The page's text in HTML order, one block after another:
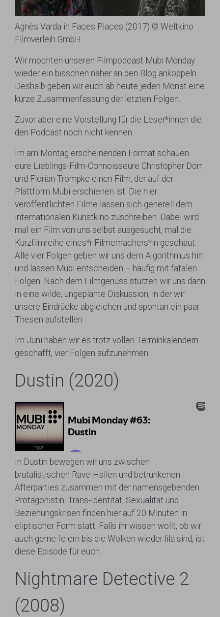
Agnès Varda in Faces Places (2017) © Weltkino
Filmverleih GmbH
Wir möchten unseren Filmpodcast Mubi Monday
wieder ein bisschen näher an den Blog ankoppeln.
Deshalb geben wir euch ab heute jeden Monat eine
kurze Zusammenfassung der letzten Folgen.
Zuvor aber eine Vorstellung für die Leser*innen die
den Podcast noch nicht kennen:
Im am Montag erscheinenden Format schauen
eure Lieblings-Film-Connoisseure Christopher Dörr
und Florian Trompke einen Film, der auf der
Plattform Mubi erschienen ist. Die hier
veröffentlichten Filme lassen sich generell dem
internationalen Kunstkino zuschreiben. Dabei wird
mal ein Film von uns selbst ausgesucht, mal die
Kurzfilmreihe eines*r Filmemachers*in geschaut.
Alle vier Folgen geben wir uns dem Algorithmus hin
und lassen Mubi entscheiden – häufig mit fatalen
Folgen. Nach dem Filmgenuss stürzen wir uns dann
in eine wilde, ungeplante Diskussion, in der wir
unsere Eindrücke abgleichen und spontan ein paar
Thesen aufstellen.
Im Juni haben wir es trotz vollen Terminkalendern
geschafft, vier Folgen aufzunehmen:
Dustin (2020)
In Dustin bewegen wir uns zwischen
brutalistischen Rave-Hallen und betrunkenen
Afterparties zusammen mit der namensgebenden
Protagonistin. Trans-Identität, Sexualität und
Beziehungskrisen finden hier auf 20 Minuten in
eliptischer Form statt. Falls ihr wissen wollt, ob wir
auch gerne feiern bis die Wolken wieder lila sind, ist
diese Episode für euch.
Nightmare Detective 2
(2008)